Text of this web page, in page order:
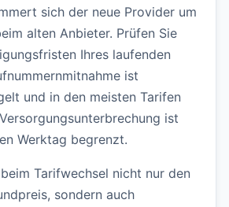
sich der neue Provider um
alten Anbieter. Prüfen Sie
Ihres laufenden
ist
und in den meisten Tarifen
ist
Werktag begrenzt.
Tarifwechsel nicht nur den
sondern auch